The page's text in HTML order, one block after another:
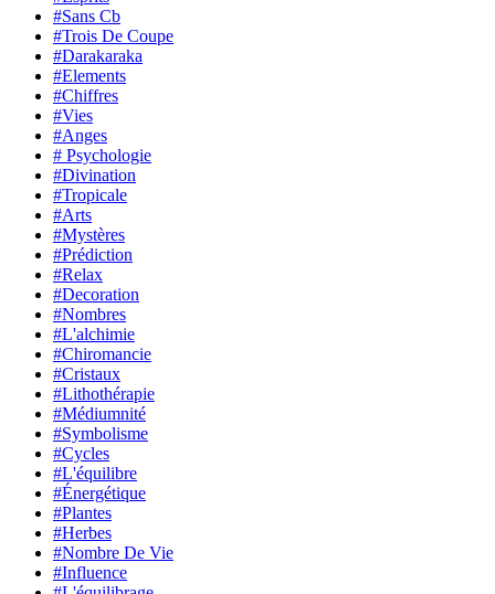
#Sans Cb
#Trois De Coupe
#Darakaraka
#Elements
#Chiffres
#Vies
#Anges
# Psychologie
#Divination
#Tropicale
#Arts
#Mystères
#Prédiction
#Relax
#Decoration
#Nombres
#L'alchimie
#Chiromancie
#Cristaux
#Lithothérapie
#Médiumnité
#Symbolisme
#Cycles
#L'équilibre
#Énergétique
#Plantes
#Herbes
#Nombre De Vie
#Influence